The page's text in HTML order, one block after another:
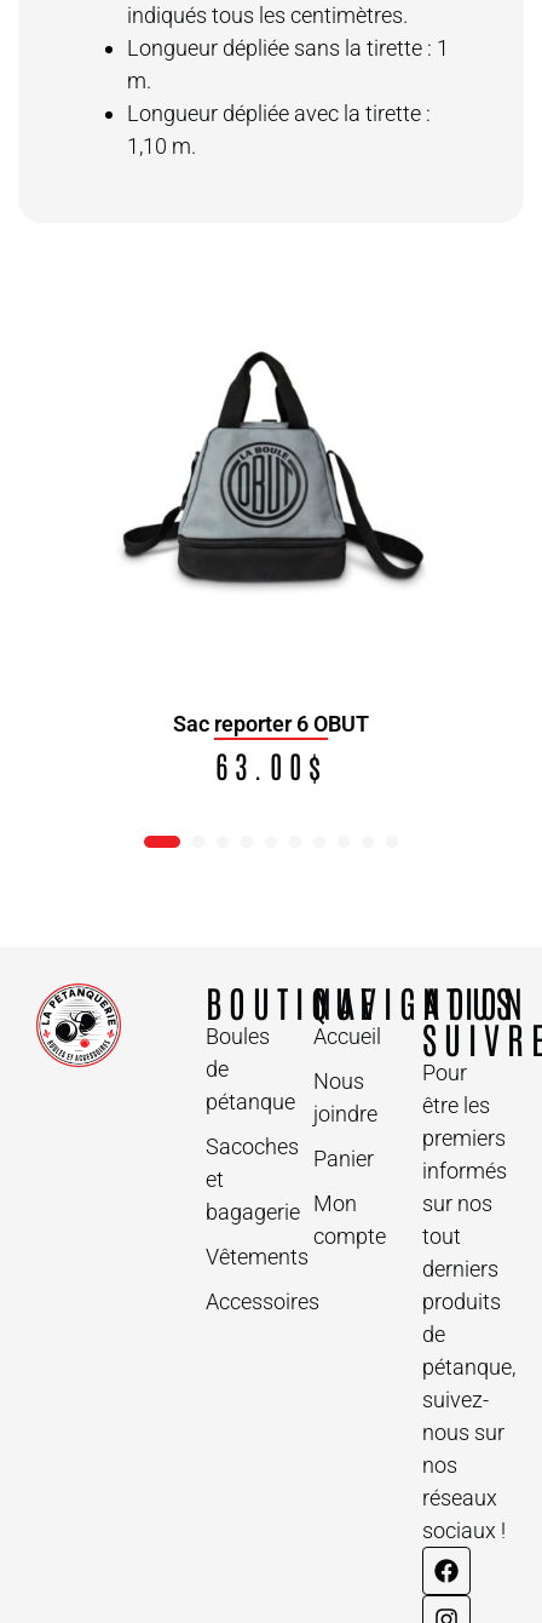
indiqués tous les centimètres.
Longueur dépliée sans la tirette : 1
m.
Longueur dépliée avec la tirette :
1,10 m.
Sac reporter 6 OBUT
63.00 $
BOUTIQUE
Boules
de
pétanque
Sacoches
et
bagagerie
Vêtements
Accessoires
NAVIGATION
Accueil
Nous
joindre
Panier
Mon
compte
NOUS
Pour
être les
premiers
informés
sur nos
tout
derniers
produits
de
pétanque,
suivez-
nous sur
nos
réseaux
sociaux !